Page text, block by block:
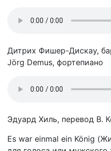
Дитрих Фишер-Дискау,
Jörg Demus, фортепиано
Эдуард Хиль, перевод В.
Es war einmal ein König